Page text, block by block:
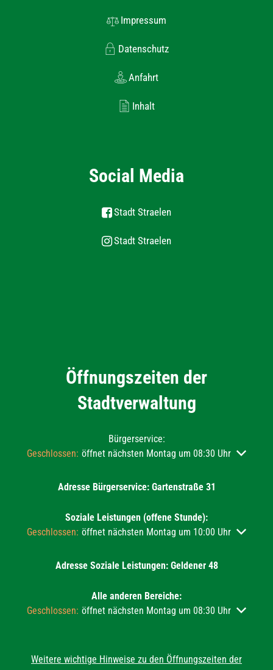
Impressum
Datenschutz
Anfahrt
Inhalt
Social Media
Stadt Straelen
Stadt Straelen
Öffnungszeiten der
Stadtverwaltung
Bürgerservice:
Klicken, um weitere Öffnungs- oder Schließzeiten
Geschlossen: öffnet nächsten Montag um 08:30 Uhr
Adresse Bürgerservice: Gartenstraße 31
Soziale Leistungen (offene Stunde):
Klicken, um weitere Öffnungs- oder Schließzeiten
Geschlossen: öffnet nächsten Montag um 10:00 Uhr
Adresse Soziale Leistungen: Geldener 48
Alle anderen Bereiche:
Klicken, um weitere Öffnungs- oder Schließzeiten
Geschlossen: öffnet nächsten Montag um 08:30 Uhr
Weitere wichtige Hinweise zu den Öffnungszeiten der